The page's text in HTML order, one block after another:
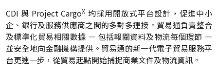
CDI 與 Project CargoX 均採用開放式平台設計，促進中小
企、銀行及服務供應商之間的多對多連接。貿易通負責整合
及標準化貿易相關數據 — 包括報關資料及物流每個環節 —
並安全地向金融機構提供。貿易通的新一代電子貿易服務平
台更進一步，從貿易起點開始捕捉商業文件及物流資訊。